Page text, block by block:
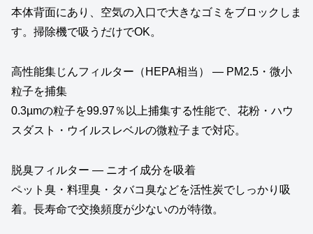
本体背面にあり、空気の入口で大きなゴミをブロックしま
す。掃除機で吸うだけでOK。
高性能集じんフィルター（HEPA相当） — PM2.5・微小
粒子を捕集
0.3µmの粒子を99.97％以上捕集する性能で、花粉・ハウ
スダスト・ウイルスレベルの微粒子まで対応。
脱臭フィルター — ニオイ成分を吸着
ペット臭・料理臭・タバコ臭などを活性炭でしっかり吸
着。長寿命で交換頻度が少ないのが特徴。